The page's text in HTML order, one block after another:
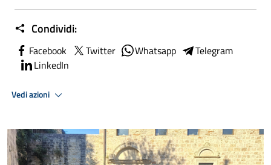
Condividi:
Facebook Twitter Whatsapp
Telegram
LinkedIn
Vedi azioni